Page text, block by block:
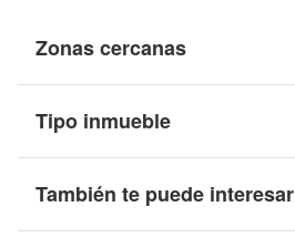
Zonas cercanas
Tipo inmueble
También te puede interesar